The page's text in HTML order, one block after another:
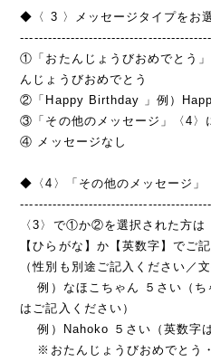
◆〈 3 〉メッセージタイプをお
①「おたんじょうびおめでとう
んじょうびおめでとう
②「Happy Birthday 」例）
③「その他のメッセージ」〈4〉
④ メッセージなし
◆〈4〉「その他のメッセージ」
〈3〉で①か②を選択された方は
【ひらがな】か【英数字】でご
（性別も別途ご記入ください／
例）なほこちゃん ５さい（ち
はご記入ください）
例）Nahoko ５さい（英数字
※おたんじょうびおめでとう